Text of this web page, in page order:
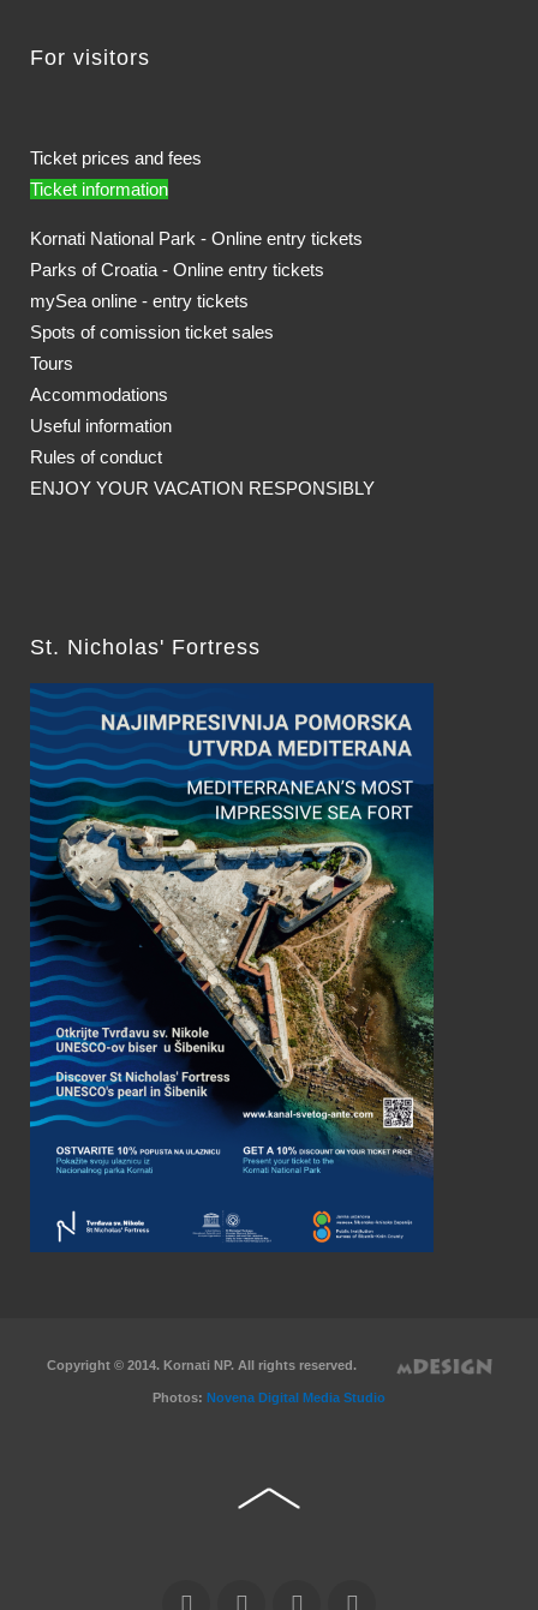
For visitors
Ticket prices and fees
Ticket information
Kornati National Park - Online entry tickets
Parks of Croatia - Online entry tickets
mySea online - entry tickets
Spots of comission ticket sales
Tours
Accommodations
Useful information
Rules of conduct
ENJOY YOUR VACATION RESPONSIBLY
St. Nicholas' Fortress
Copyright © 2014. Kornati NP. All rights reserved.
Photos: Novena Digital Media Studio